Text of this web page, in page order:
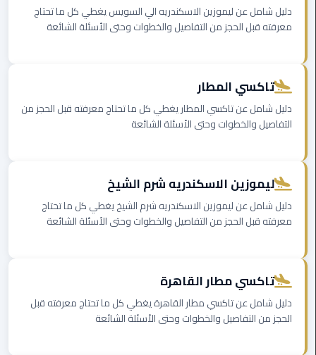
العرب
زفاف
توصيل
مطار
الاسكندرية
ايجار
سيارات
سيارات
ليموزين
الاسكندرية
دليل شامل عن ليموزين الاسكندريه الي السويس يغطي كل ما تحتاج
معرفته قبل الحجز من التفاصيل والخطوات وحتى الأسئلة الشائعة
تاكسي المطار
دليل شامل عن تاكسي المطار يغطي كل ما تحتاج معرفته قبل الحجز من
التفاصيل والخطوات وحتى الأسئلة الشائعة
ليموزين الاسكندريه شرم الشيخ
دليل شامل عن ليموزين الاسكندريه شرم الشيخ يغطي كل ما تحتاج
معرفته قبل الحجز من التفاصيل والخطوات وحتى الأسئلة الشائعة
تاكسي مطار القاهرة
دليل شامل عن تاكسي مطار القاهرة يغطي كل ما تحتاج معرفته قبل
الحجز من التفاصيل والخطوات وحتى الأسئلة الشائعة